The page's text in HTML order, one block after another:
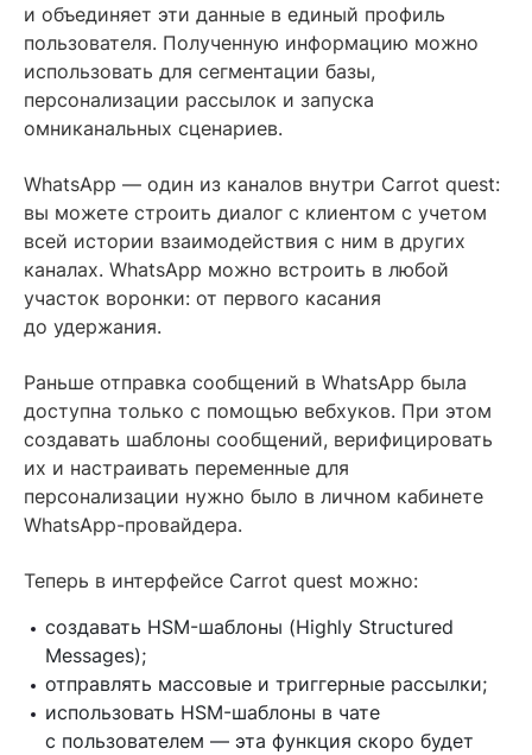
и объединяет эти данные в единый профиль
пользователя. Полученную информацию можно
использовать для сегментации базы,
персонализации рассылок и запуска
омниканальных сценариев.
WhatsApp — один из каналов внутри Carrot quest:
вы можете строить диалог с клиентом с учетом
всей истории взаимодействия с ним в других
каналах. WhatsApp можно встроить в любой
участок воронки: от первого касания
до удержания.
Раньше отправка сообщений в WhatsApp была
доступна только с помощью вебхуков. При этом
создавать шаблоны сообщений, верифицировать
их и настраивать переменные для
персонализации нужно было в личном кабинете
WhatsApp-провайдера.
Теперь в интерфейсе Carrot quest можно:
создавать HSM-шаблоны (Highly Structured
Messages);
отправлять массовые и триггерные рассылки;
использовать HSM-шаблоны в чате
с пользователем — эта функция скоро будет